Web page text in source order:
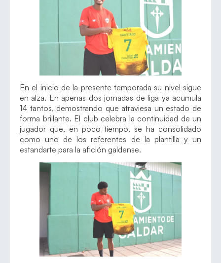
En el inicio de la presente temporada su nivel sigue
en alza. En apenas dos jornadas de liga ya acumula
14 tantos, demostrando que atraviesa un estado de
forma brillante. El club celebra la continuidad de un
jugador que, en poco tiempo, se ha consolidado
como uno de los referentes de la plantilla y un
estandarte para la afición galdense.